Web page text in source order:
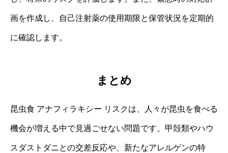
画を作成し、自己注射薬の使用期限と保管状況を定期的
に確認します。
まとめ
昆虫食 アナフィラキシー リスクは、人々が昆虫を食べる
機会が増える中で見過ごせない問題です。甲殻類やハウ
スダストダニとの交差反応や、新たなアレルゲンの特